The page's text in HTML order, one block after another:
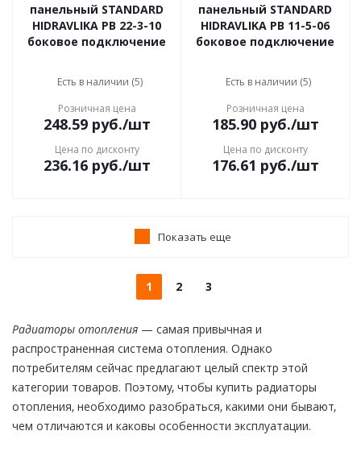
панельный STANDARD
HIDRAVLIKA РВ 22-3-10
боковое подключение
Есть в наличии (5)
Розничная цена
248.59руб./шт
Цена по дисконту
236.16руб./шт
панельный STANDARD
HIDRAVLIKA РВ 11-5-06
боковое подключение
Есть в наличии (5)
Розничная цена
185.90руб./шт
Цена по дисконту
176.61 руб./шт
Показать еще
1 2 3
Радиаторы отопления — самая привычная и
распространенная система отопления. Однако
потребителям сейчас предлагают целый спектр этой
категории товаров. Поэтому, чтобы купить радиаторы
отопления, необходимо разобраться, какими они бывают,
чем отличаются и каковы особенности эксплуатации.